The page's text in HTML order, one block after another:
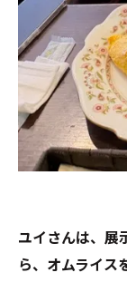
ユイさんは、展
ら、オムライス